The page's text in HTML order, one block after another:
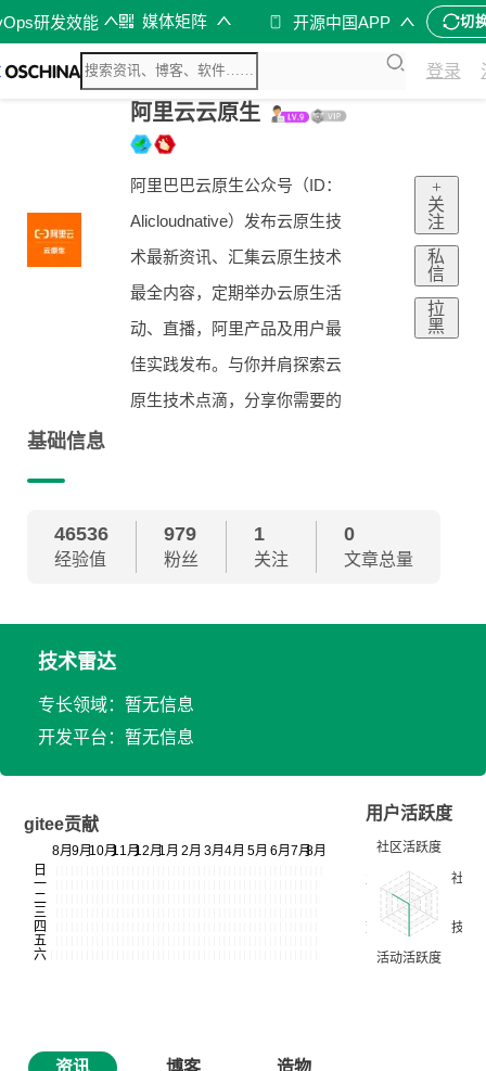
研发效能 媒体矩阵 开源中国APP 切
登录
阿里云云原生
阿里巴巴云原生公众号（ID：
Alicloudnative）发布云原生技
术最新资讯、汇集云原生技术
最全内容，定期举办云原生活
动、直播，阿里产品及用户最
佳实践发布。与你并肩探索云
原生技术点滴，分享你需要的
+
关
注
私
信
拉
黑
基础信息
46536
经验值
979
粉丝
1
关注
0
文章总量
技术雷达
专长领域：暂无信息
开发平台：暂无信息
gitee贡献
用户活跃度
资讯 博客
造物